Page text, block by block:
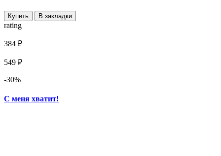
Купить В закладки
rating
384 ₽
549 ₽
-30%
С меня хватит!